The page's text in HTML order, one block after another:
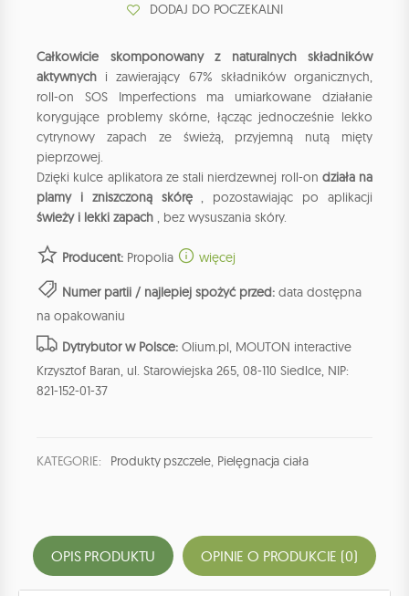
DODAJ DO POCZEKALNI
Całkowicie skomponowany z naturalnych składników
aktywnych i zawierający 67% składników organicznych,
roll-on SOS Imperfections ma umiarkowane działanie
korygujące problemy skórne, łącząc jednocześnie lekko
cytrynowy zapach ze świeżą, przyjemną nutą mięty
pieprzowej.
Dzięki kulce aplikatora ze stali nierdzewnej roll-on działa na
plamy i zniszczoną skórę, pozostawiając po aplikacji
świeży i lekki zapach , bez wysuszania skóry.
Producent: Propolia więcej
Numer partii / najlepiej spożyć przed: data dostępna
na opakowaniu
Dytrybutor w Polsce: Olium.pl, MOUTON interactive
Krzysztof Baran, ul. Starowiejska 265, 08-110 Siedlce, NIP:
821-152-01-37
KATEGORIE: Produkty pszczele, Pielęgnacja ciała
OPIS PRODUKTU OPINIE O PRODUKCIE (0)